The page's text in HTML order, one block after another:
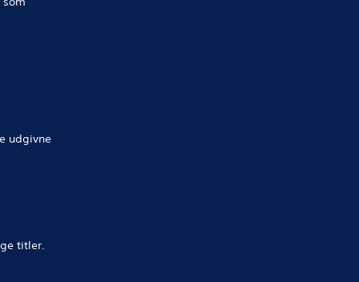
udgivne
titler.